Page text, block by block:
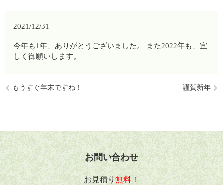
2021/12/31
今年も1年、ありがとうございました。 また2022年も、宜
しく御願いします。
もうすぐ年末ですね！ 謹賀新年
お問い合わせ
お見積り無料！